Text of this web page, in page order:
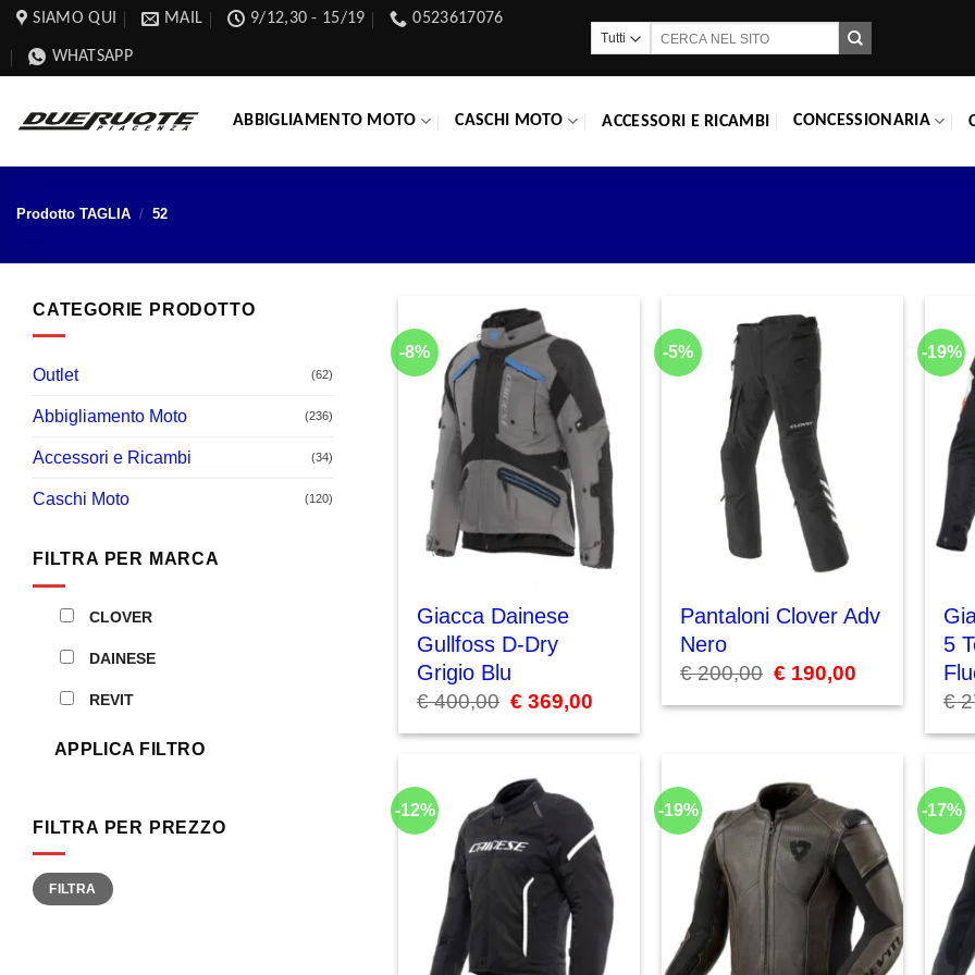
Salta
contenuti
SIAMO QUI MAIL 9/12,30 - 15/19 0523617076
WHATSAPP
ABBIGLIAMENTO MOTO CASCHI MOTO ACCESSORI E RICAMBI CONCESSIONARIA
Prodotto TAGLIA / 52
CATEGORIE PRODOTTO
Outlet (62)
Abbigliamento Moto (236)
Accessori e Ricambi (34)
Caschi Moto (120)
FILTRA PER MARCA
CLOVER
DAINESE
REVIT
APPLICA FILTRO
FILTRA PER PREZZO
Prezzo
Min
Prezzo
MaxFILTRA
-8%
Giacca Dainese
Gullfoss D-Dry
Grigio Blu
€400,00
Il
prezzo
era:
€ 369,00Il
è:
€ 369,00.
-5%
Pantaloni Clover Adv
Nero
€200,00
Il
prezzo
era:
€ 190,00Il
è:
-19%
5
€
-12% -19% -17%